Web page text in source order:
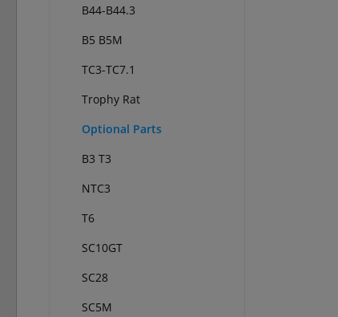
B44-B44.3
B5 B5M
TC3-TC7.1
Trophy Rat
Optional Parts
B3 T3
NTC3
T6
SC10GT
SC28
SC5M